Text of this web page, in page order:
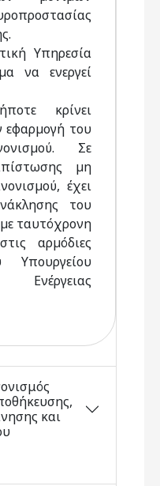
Υπηρεσία
να ενεργεί
κρίνει
εφαρµογή του
Σε
µη
έχει
του
ταυτόχρονη
αρµόδιες
Υπουργείου
Ενέργειας
και